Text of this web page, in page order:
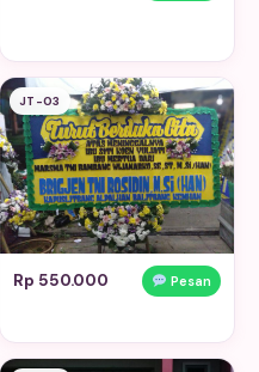
JT-03
Rp 550.000 Pesan